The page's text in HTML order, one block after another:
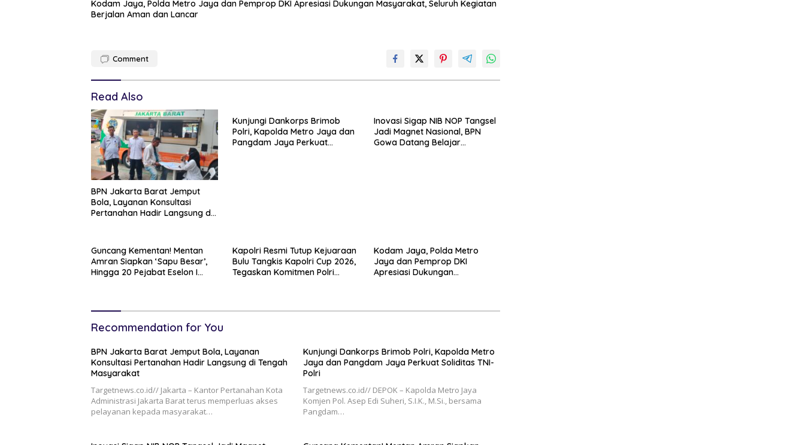
Kodam Jaya, Polda Metro Jaya dan Pemprop DKI Apresiasi Dukungan Masyarakat, Seluruh Kegiatan
Berjalan Aman dan Lancar
Comment
Read Also
BPN Jakarta Barat Jemput
Bola, Layanan Konsultasi
Pertanahan Hadir Langsung di
Kunjungi Dankorps Brimob
Polri, Kapolda Metro Jaya dan
Pangdam Jaya Perkuat
Inovasi Sigap NIB NOP Tangsel
Jadi Magnet Nasional, BPN
Gowa Datang Belajar
Guncang Kementan! Mentan
Amran Siapkan ‘Sapu Besar’,
Hingga 20 Pejabat Eselon I
Kapolri Resmi Tutup Kejuaraan
Bulu Tangkis Kapolri Cup 2026,
Tegaskan Komitmen Polri
Kodam Jaya, Polda Metro
Jaya dan Pemprop DKI
Apresiasi Dukungan
Recommendation for You
BPN Jakarta Barat Jemput Bola, Layanan
Konsultasi Pertanahan Hadir Langsung di Tengah
Masyarakat
Targetnews.co.id// Jakarta – Kantor Pertanahan Kota
Administrasi Jakarta Barat terus memperluas akses
pelayanan kepada masyarakat…
Kunjungi Dankorps Brimob Polri, Kapolda Metro
Jaya dan Pangdam Jaya Perkuat Soliditas TNI-
Polri
Targetnews.co.id// DEPOK – Kapolda Metro Jaya
Komjen Pol. Asep Edi Suheri, S.I.K., M.Si., bersama
Pangdam…